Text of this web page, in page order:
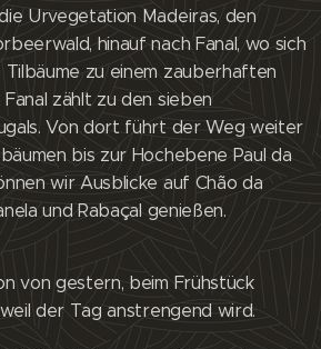
Urvegetation Madeiras, den
hinauf nach Fanal, wo sich
zu einem zauberhaften
zählt zu den sieben
Von dort führt der Weg weiter
bis zur Hochebene Paul da
wir Ausblicke auf Chão da
und Rabaçal genießen.
von gestern, beim Frühstück
der Tag anstrengend wird.